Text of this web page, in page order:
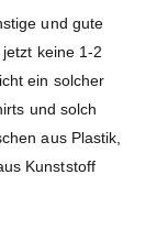
und gute
keine 1-2
ein solcher
und solch
aus Plastik,
Kunststoff